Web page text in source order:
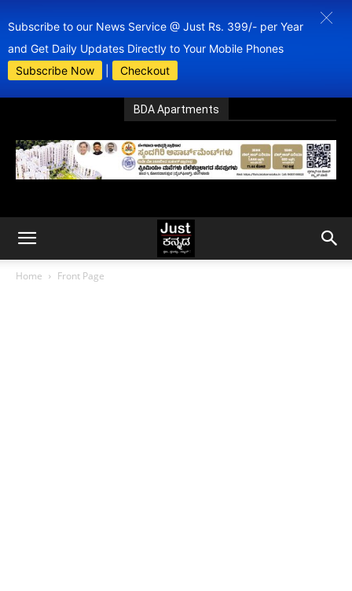
Subscribe to our News Service @ Just Rs. 399/- per Year
and Get Daily Updates Directly to Your Mobile Phones
Subscribe Now
Checkout
BDA Apartments
Home Front Page